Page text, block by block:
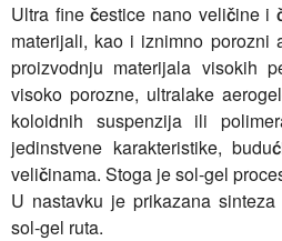
Ultra fine čestice nano veličine i
materijali, kao i iznimno
proizvodnju materijala visokih
visoko porozne, ultralake
koloidnih suspenzija ili
jedinstvene karakteristike,
veličinama. Stoga je sol-gel
U nastavku je prikazana
sol-gel ruta.